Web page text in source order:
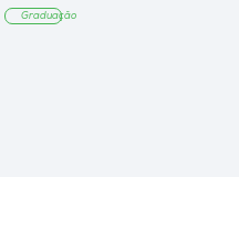
Graduação